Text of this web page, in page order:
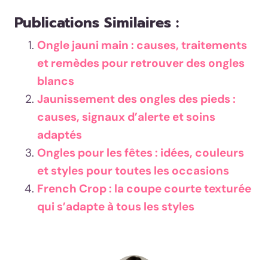
Publications Similaires :
Ongle jauni main : causes, traitements
et remèdes pour retrouver des ongles
blancs
Jaunissement des ongles des pieds :
causes, signaux d’alerte et soins
adaptés
Ongles pour les fêtes : idées, couleurs
et styles pour toutes les occasions
French Crop : la coupe courte texturée
qui s’adapte à tous les styles